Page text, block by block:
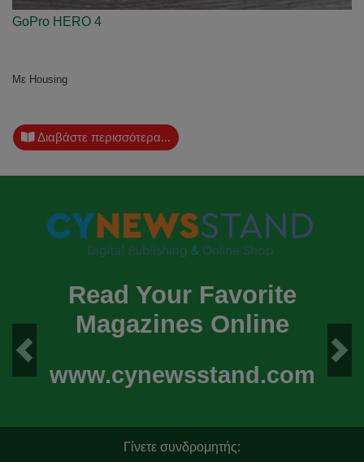
GoPro HERO 4
Mε Housing
Διαβάστε περισσότερα...
Read Your Favorite
Magazines Online
Next
www.cynewsstand.com
Γίνετε συνδρομητής: